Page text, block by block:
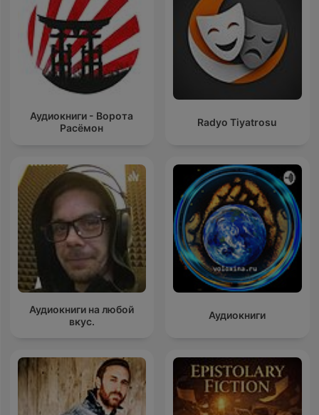
Аудиокниги - Ворота
Расёмон
Radyo Tiyatrosu
Аудиокниги на любой
вкус.
Аудиокниги